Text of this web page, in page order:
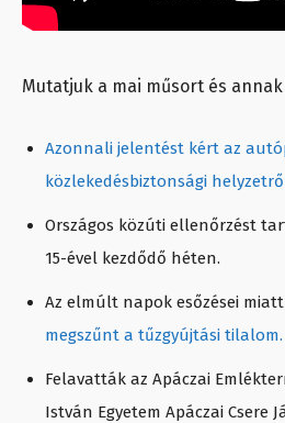
Mutatjuk a mai műsort és
Azonnali jelentést kért az
közlekedésbiztonsági
Országos közúti ellenőrzést
15-ével kezdődő héten.
Az elmúlt napok esőzései
megszűnt a tűzgyújtási tilalom.
Felavatták az Apáczai
István Egyetem Apáczai Csere